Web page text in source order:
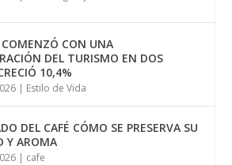
CON UNA
DEL TURISMO EN DOS
10,4%
| Estilo de Vida
DEL CAFÉ CÓMO SE PRESERVA SU
Y AROMA
| cafe